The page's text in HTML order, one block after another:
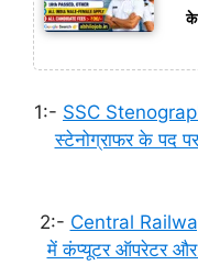
के
1:- SSC
स्टेनोग्राफर के पद
2:- Central
में कंप्यूटर ऑपरेटर और